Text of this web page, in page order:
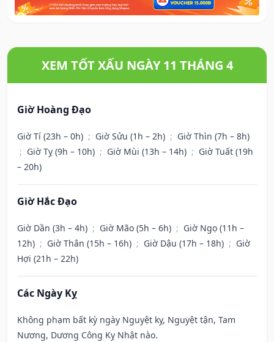
XEM TỐT XẤU NGÀY 11 THÁNG 4
Giờ Hoàng Đạo
Giờ Tí (23h – 0h) ; Giờ Sửu (1h – 2h) ; Giờ Thìn (7h – 8h)
; Giờ Tỵ (9h – 10h) ; Giờ Mùi (13h – 14h) ; Giờ Tuất (19h
– 20h)
Giờ Hắc Đạo
Giờ Dần (3h – 4h) ; Giờ Mão (5h – 6h) ; Giờ Ngọ (11h –
12h) ; Giờ Thân (15h – 16h) ; Giờ Dậu (17h – 18h) ; Giờ
Hợi (21h – 22h)
Các Ngày Kỵ
Không phạm bất kỳ ngày Nguyệt kỵ, Nguyệt tận, Tam
Nương, Dương Công Kỵ Nhật nào.